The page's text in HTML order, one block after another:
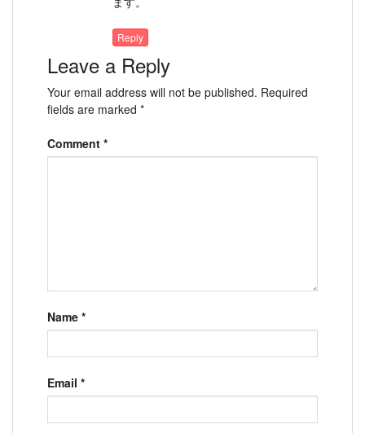
Reply
Leave a Reply
Your email address will not be published. Required
fields are marked *
Comment *
Name *
Email *